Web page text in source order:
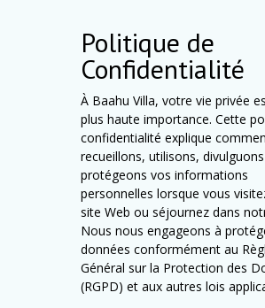
Politique de
Confidentialité
À Baahu Villa, votre vie privée
plus haute importance. Cette
confidentialité explique
recueillons, utilisons,
protégeons vos informations
personnelles lorsque vous
site Web ou séjournez dans
Nous nous engageons à
données conformément au
Général sur la Protection des
(RGPD) et aux autres lois